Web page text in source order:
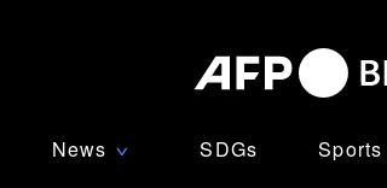
News ∨ SDGs Sports